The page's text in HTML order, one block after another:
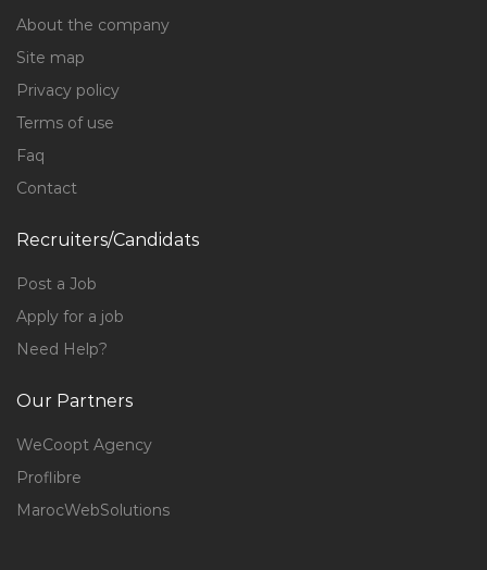
About the company
Site map
Privacy policy
Terms of use
Faq
Contact
Recruiters/Candidats
Post a Job
Apply for a job
Need Help?
Our Partners
WeCoopt Agency
Proflibre
MarocWebSolutions